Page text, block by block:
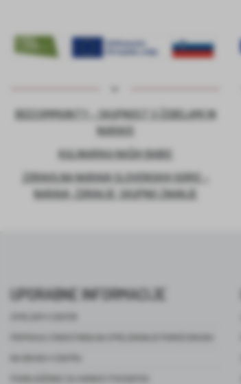
BEECOMMUNITY – SKUPNOST S ČEBELAMI IN
NARAVO
KULINARIKA NAŠIH BABIC
ZDRAVILNA NARAVA SLOVENSKIH GORIC –
NARAVA, ZDRAVJE, SKUPNO ZNANJE
UPORABNE INFORMACIJE